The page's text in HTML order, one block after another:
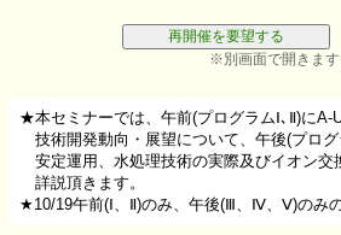
※別画面で開きます
★本セミナーでは、午前(プログラムⅠ､Ⅱ)に
技術開発動向・展望について、午後(プロ
安定運用、水処理技術の実際及びイオン交
詳説頂きます。
★10/19午前(Ⅰ、Ⅱ)のみ、午後(Ⅲ、Ⅳ、Ⅴ)のみ